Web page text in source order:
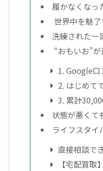
履かなくなっ
世界中を魅
洗練された一
“おもいお”
1. Google
2. はじめて
3. 累計
状態が悪くて
ライフスタイ
直接相談で
【宅配買取